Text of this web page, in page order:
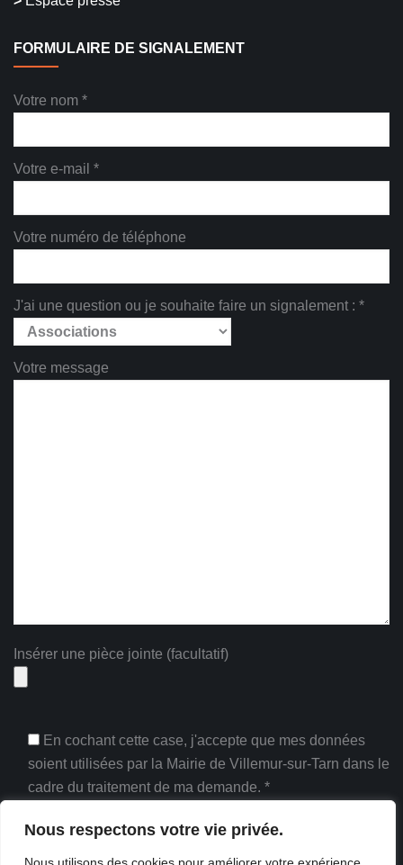
Nous respectons votre vie privée.
FORMULAIRE DE SIGNALEMENT
Votre nom *
Votre e-mail *
Votre numéro de téléphone
J'ai une question ou je souhaite faire un signalement : *
Votre message
Insérer une pièce jointe (facultatif)
En cochant cette case, j'accepte que mes données
soient utilisées par la Mairie de Villemur-sur-Tarn dans le
cadre du traitement de ma demande. *
* Champs obligatoires